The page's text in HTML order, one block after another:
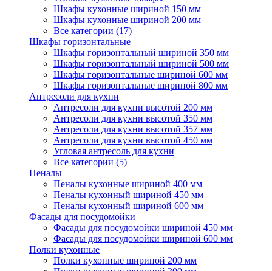
Шкафы кухонные шириной 150 мм
Шкафы кухонные шириной 200 мм
Все категории (17)
Шкафы горизонтальные
Шкафы горизонтальный шириной 350 мм
Шкафы горизонтальный шириной 500 мм
Шкафы горизонтальные шириной 600 мм
Шкафы горизонтальные шириной 800 мм
Антресоли для кухни
Антресоли для кухни высотой 200 мм
Антресоли для кухни высотой 350 мм
Антресоли для кухни высотой 357 мм
Антресоли для кухни высотой 450 мм
Угловая антресоль для кухни
Все категории (5)
Пеналы
Пеналы кухонные шириной 400 мм
Пеналы кухонный шириной 450 мм
Пеналы кухонный шириной 600 мм
Фасады для посудомойки
Фасады для посудомойки шириной 450 мм
Фасады для посудомойки шириной 600 мм
Полки кухонные
Полки кухонные шириной 200 мм